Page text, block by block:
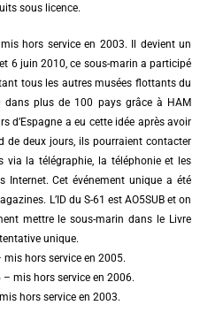
sous licence.
hors service en 2003. Il devient un
6 juin 2010, ce sous-marin a participé
tous les autres musées flottants du
plus de 100 pays grâce à HAM
d’Espagne a eu cette idée après avoir
de deux jours, ils pourraient contacter
via la télégraphie, la téléphonie et les
Internet. Cet événement unique a été
L’ID du S-61 est AO5SUB et on
mettre le sous-marin dans le Livre
unique.
hors service en 2005.
mis hors service en 2006.
hors service en 2003.